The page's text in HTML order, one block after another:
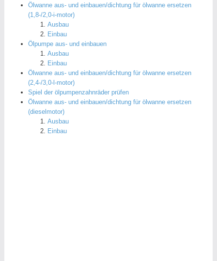
Ölwanne aus- und einbauen/dichtung für ölwanne ersetzen
(1,8-/2,0-i-motor)
Ausbau
Einbau
Ölpumpe aus- und einbauen
Ausbau
Einbau
Ölwanne aus- und einbauen/dichtung für ölwanne ersetzen
(2,4-/3,0-l-motor)
Spiel der ölpumpenzahnräder prüfen
Ölwanne aus- und einbauen/dichtung für ölwanne ersetzen
(dieselmotor)
Ausbau
Einbau